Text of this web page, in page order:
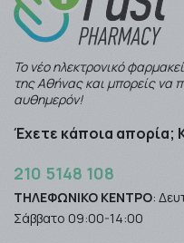
Το νέο ηλεκτρονικό
της Αθήνας και μπορείς να
αυθημερόν!
Έχετε κάποια απορία;
210 5148 108
ΤΗΛΕΦΩΝΙΚΟ ΚΕΝΤΡΟ:
Σάββατο 09:00-14:00